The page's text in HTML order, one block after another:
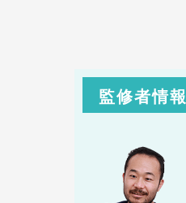
監修者情報